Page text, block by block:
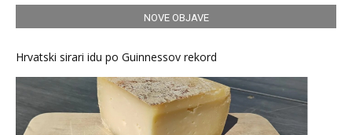
NOVE OBJAVE
Hrvatski sirari idu po Guinnessov rekord